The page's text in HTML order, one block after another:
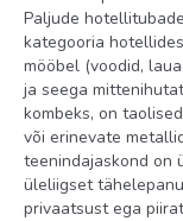
Paljude
kategooria
mööbel (voodid,
ja seega
kombeks, on
või erinevate
teenindajaskond on
üleliigset
privaatsust ega